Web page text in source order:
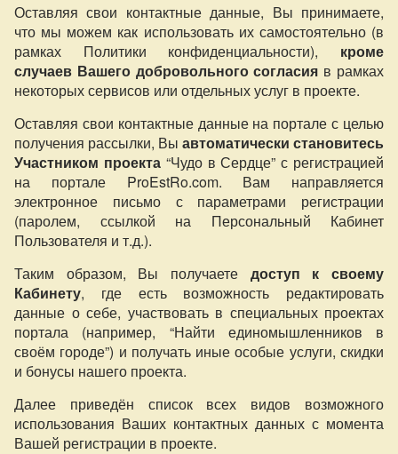
Оставляя свои контактные данные, Вы принимаете,
что мы можем как использовать их самостоятельно (в
рамках Политики конфиденциальности), кроме
случаев Вашего добровольного согласия в рамках
некоторых сервисов или отдельных услуг в проекте.
Оставляя свои контактные данные на портале с целью
получения рассылки, Вы автоматически становитесь
Участником проекта“Чудо в Сердце” с регистрацией
на портале ProEstRo.com. Вам направляется
электронное письмо с параметрами регистрации
(паролем, ссылкой на Персональный Кабинет
Пользователя и т.д.).
Таким образом, Вы получаете доступ к своему
Кабинету, где есть возможность редактировать
данные о себе, участвовать в специальных проектах
портала (например, “Найти единомышленников в
своём городе”) и получать иные особые услуги, скидки
и бонусы нашего проекта.
Далее приведён список всех видов возможного
использования Ваших контактных данных с момента
Вашей регистрации в проекте.